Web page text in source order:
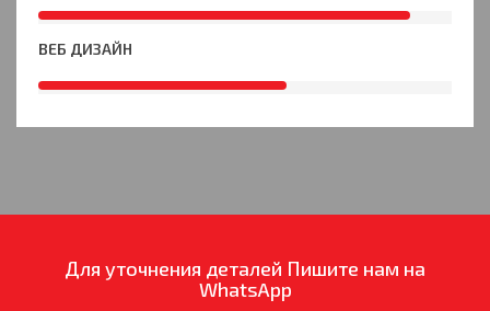
ВЕБ ДИЗАЙН
Для уточнения деталей Пишите нам на
WhatsApp